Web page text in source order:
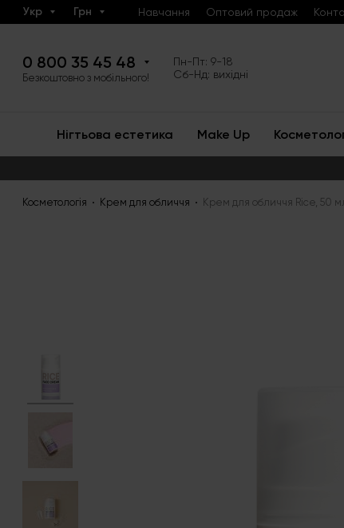
Укр Грн Навчання Оптовий продаж
0 800 35 45 48
Безкоштовно з мобільного!
Пн-Пт: 9-18
Сб-Нд: вихідні
Нігтьова естетика Make Up
Косметологія Крем для обличчя Крем для обличчя Rice, 50